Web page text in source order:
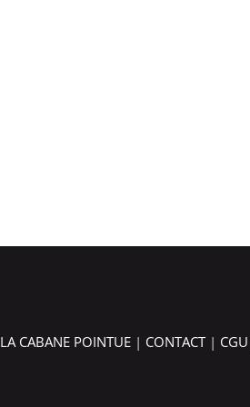
LA CABANE POINTUE | CONTACT| CGU